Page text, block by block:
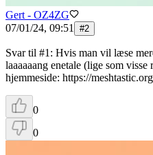
Gert - OZ4ZG
07/01/24, 09:51
#2
Svar til #1: Hvis man vil læse
laaaaaang enetale (lige som visse
hjemmeside: https://
0
0